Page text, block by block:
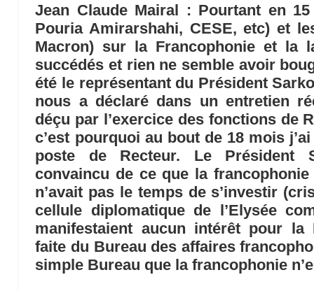
Jean Claude Mairal : Pourtant en
Pouria Amirarshahi, CESE, etc) et
Macron) sur la Francophonie et la
succédés et rien ne semble avoir
été le représentant du Président
nous a déclaré dans un entretien
déçu par l’exercice des fonctions de
c’est pourquoi au bout de 18 mois
poste de Recteur. Le Président
convaincu de ce que la
n’avait pas le temps de s’investir
cellule diplomatique de l’Elysée
manifestaient aucun intérêt pour la
faite du Bureau des affaires
simple Bureau que la francophonie